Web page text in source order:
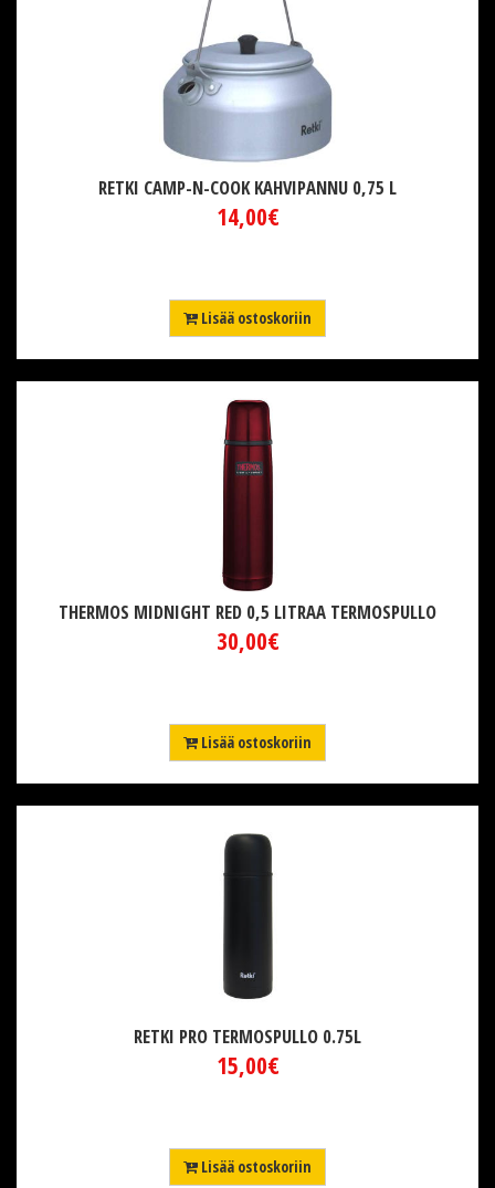
RETKI CAMP-N-COOK KAHVIPANNU 0,75 L
14,00€
Lisää ostoskoriin
THERMOS MIDNIGHT RED 0,5 LITRAA TERMOSPULLO
30,00€
Lisää ostoskoriin
RETKI PRO TERMOSPULLO 0.75L
15,00€
Lisää ostoskoriin